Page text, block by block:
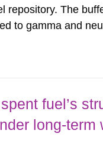
repository. The
to gamma and
dominant...
fuel’s
long-term